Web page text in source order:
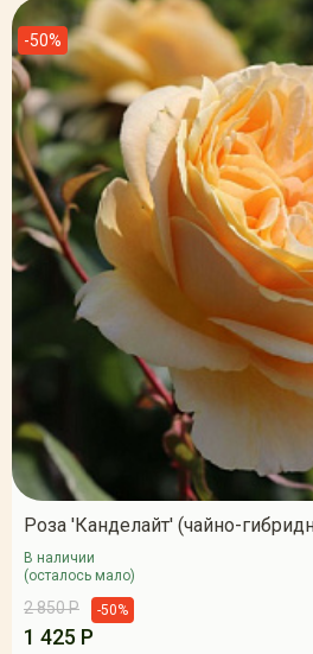
-50%
Роза 'Канделайт' (чайно-
В наличии
(осталось мало)
2 850 Р -50%
1 425 Р